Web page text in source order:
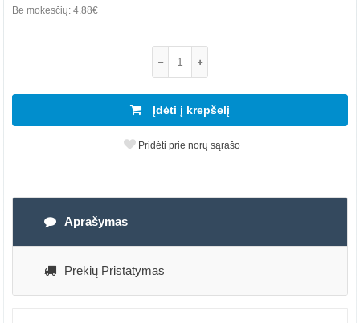
Be mokesčių: 4.88€
Įdėti į krepšelį
Pridėti prie norų sąrašo
Aprašymas
Prekių Pristatymas